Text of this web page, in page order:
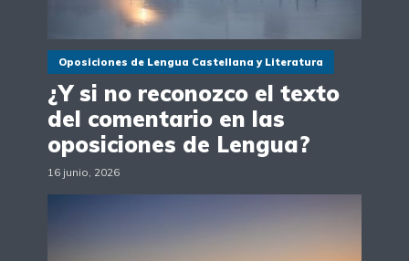
Oposiciones de Lengua Castellana y Literatura
¿Y si no reconozco el texto
del comentario en las
oposiciones de Lengua?
16 junio, 2026